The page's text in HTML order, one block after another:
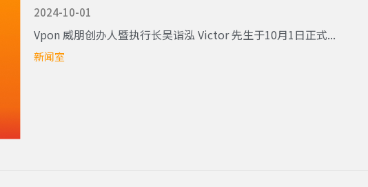
2024-10-01
Vpon 威朋创办人暨执行长吴诣泓 Victor 先生于10月1日正式...
新闻室